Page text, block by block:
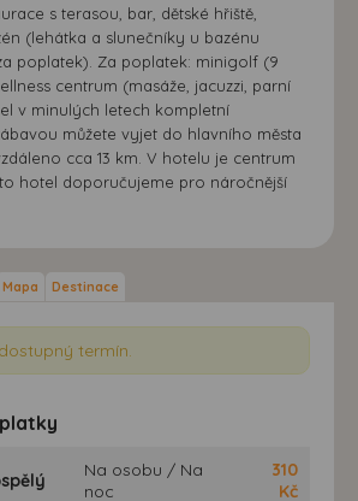
s terasou, bar, dětské hřiště,
(lehátka a slunečníky u bazénu
poplatek). Za poplatek: minigolf (9
centrum (masáže, jacuzzi, parní
v minulých letech kompletní
můžete vyjet do hlavního města
cca 13 km. V hotelu je centrum
hotel doporučujeme pro náročnější
Mapa Destinace
termín.
Na osobu / Na
noc
310
Kč